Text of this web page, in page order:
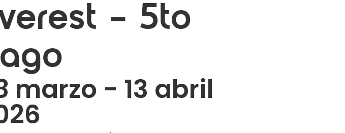
– 5to
marzo - 13 abril